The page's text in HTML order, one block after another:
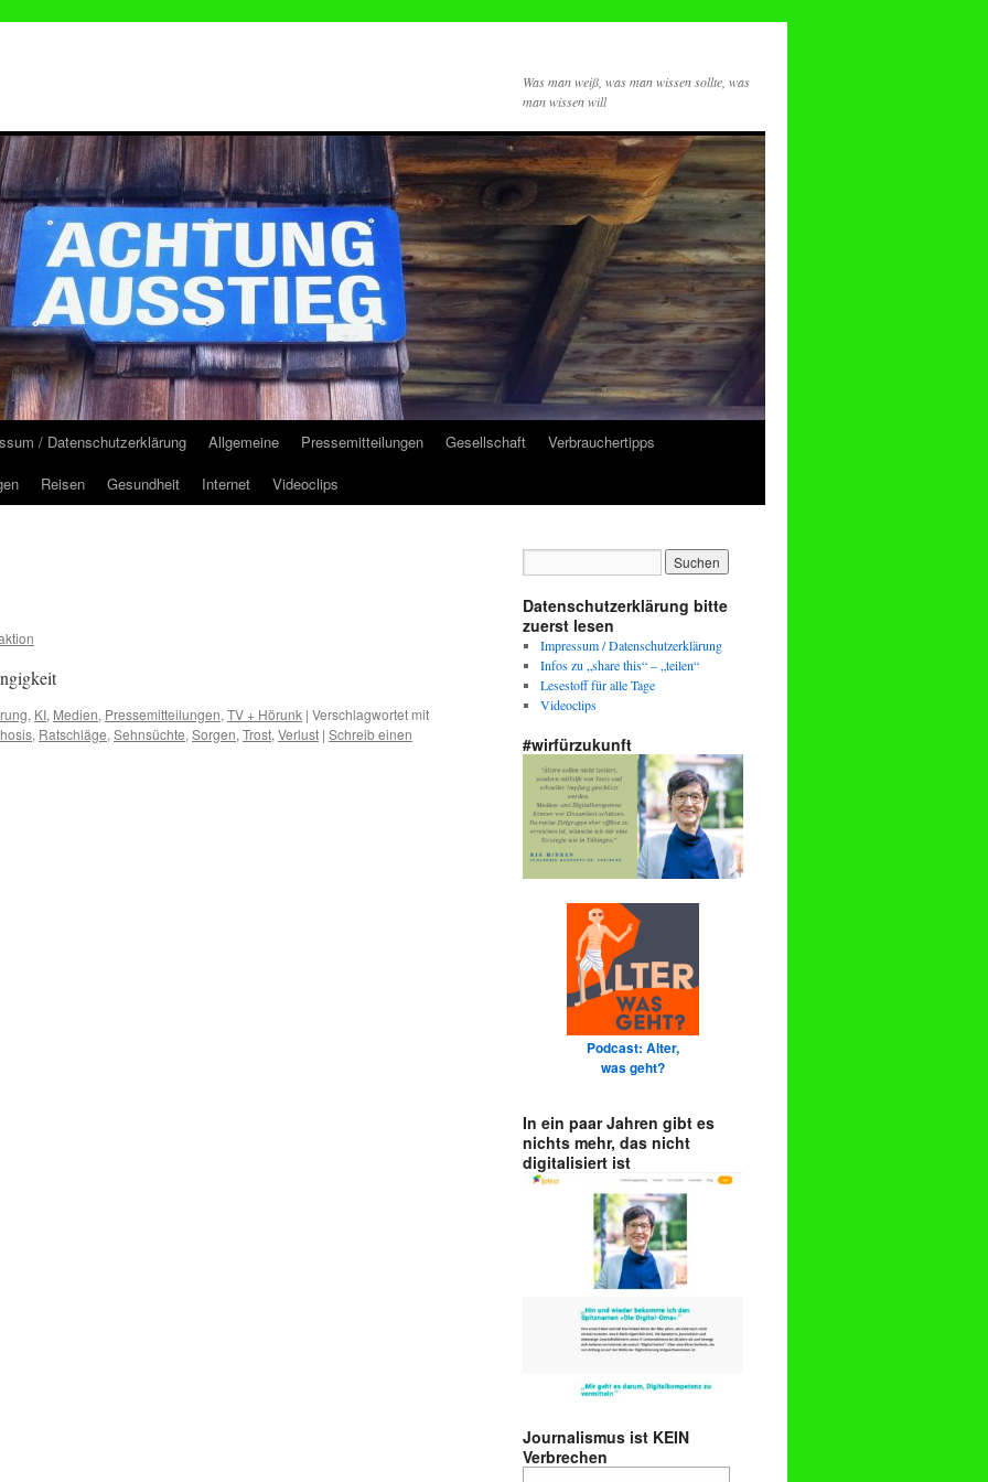
Was man weiß, was man wissen sollte, was
man wissen will
/ Datenschutzerklärung Allgemeine Pressemitteilungen Gesellschaft
Verbrauchertipps
Reisen Gesundheit Internet Videoclips
, KI, Medien, Pressemitteilungen, TV + Hörunk | Verschlagwortet mit
, Ratschläge, Sehnsüchte, Sorgen, Trost, Verlust | Schreib einen
Datenschutzerklärung bitte
zuerst lesen
Impressum / Datenschutzerklärung
Infos zu „share this“ – „teilen“
Lesestoff für alle Tage
Videoclips
#wirfürzukunft
Podcast: Alter,
was geht?
In ein paar Jahren gibt es
nichts mehr, das nicht
digitalisiert ist
Journalismus ist KEIN
Verbrechen